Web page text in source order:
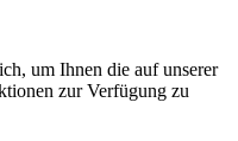
um Ihnen die auf unserer
zur Verfügung zu